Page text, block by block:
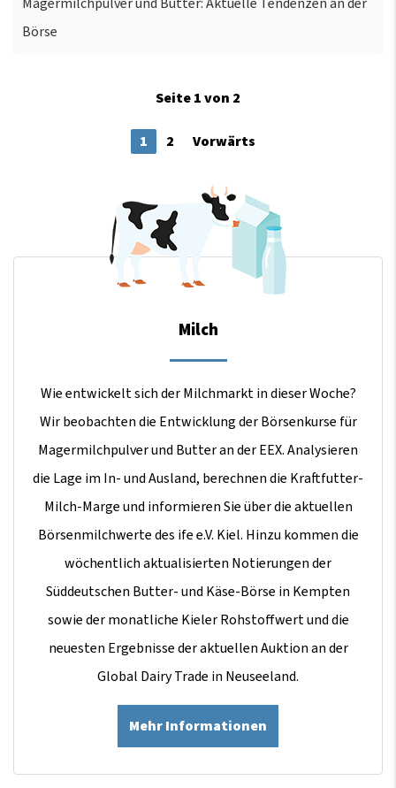
Börse
Seite 1 von 2
1 2 Vorwärts
Milch
Wie entwickelt sich der Milchmarkt in dieser Woche?
Wir beobachten die Entwicklung der Börsenkurse für
Magermilchpulver und Butter an der EEX. Analysieren
die Lage im In- und Ausland, berechnen die Kraftfutter-
Milch-Marge und informieren Sie über die aktuellen
Börsenmilchwerte des ife e.V. Kiel. Hinzu kommen die
wöchentlich aktualisierten Notierungen der
Süddeutschen Butter- und Käse-Börse in Kempten
sowie der monatliche Kieler Rohstoffwert und die
neuesten Ergebnisse der aktuellen Auktion an der
Global Dairy Trade in Neuseeland.
Mehr Informationen